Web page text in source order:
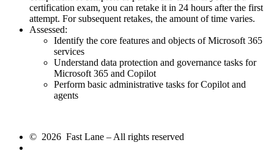
certification exam, you can retake it in 24 hours after the first
attempt. For subsequent retakes, the amount of time varies.
Assessed:
Identify the core features and objects of Microsoft 365
services
Understand data protection and governance tasks for
Microsoft 365 and Copilot
Perform basic administrative tasks for Copilot and
agents
© 2026 Fast Lane – All rights reserved